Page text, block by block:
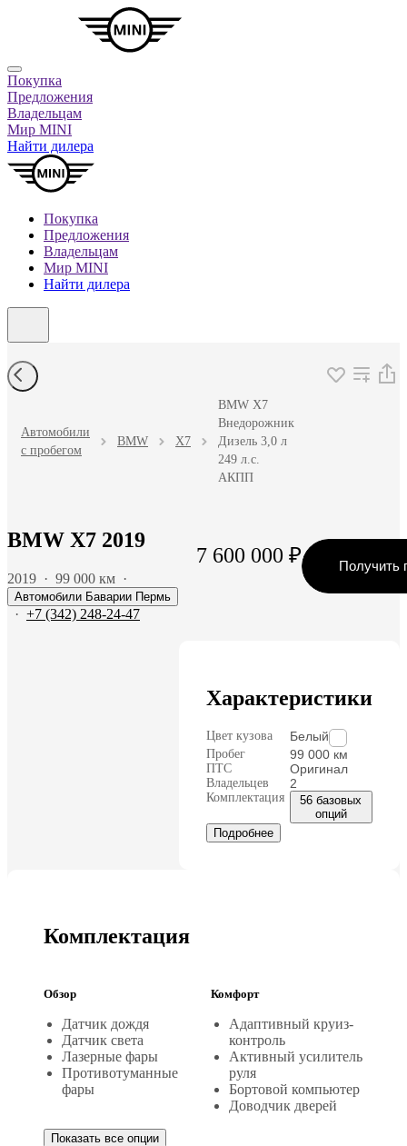
Покупка
Предложения
Владельцам
Мир MINI
Найти дилера
Покупка
Предложения
Владельцам
Мир MINI
Найти дилера
Автомобили
с пробегом
BMW X7
BMW X7
Внедорожник
Дизель 3,0 л
249 л.с.
АКПП
BMW X7 2019
2019 · 99 000 км ·
Автомобили Баварии Пермь
· +7 (342) 248-24-47
7 600 000 ₽ Получить
Характеристики
Цвет кузова Белый
Пробег 99 000 км
ПТС Оригинал
Владельцев 2
Комплектация
56 базовых
опций
Подробнее
Комплектация
Обзор
Датчик дождя
Датчик света
Лазерные фары
Противотуманные
фары
Комфорт
Адаптивный круиз-
контроль
Активный усилитель
руля
Бортовой компьютер
Доводчик дверей
Показать все опции